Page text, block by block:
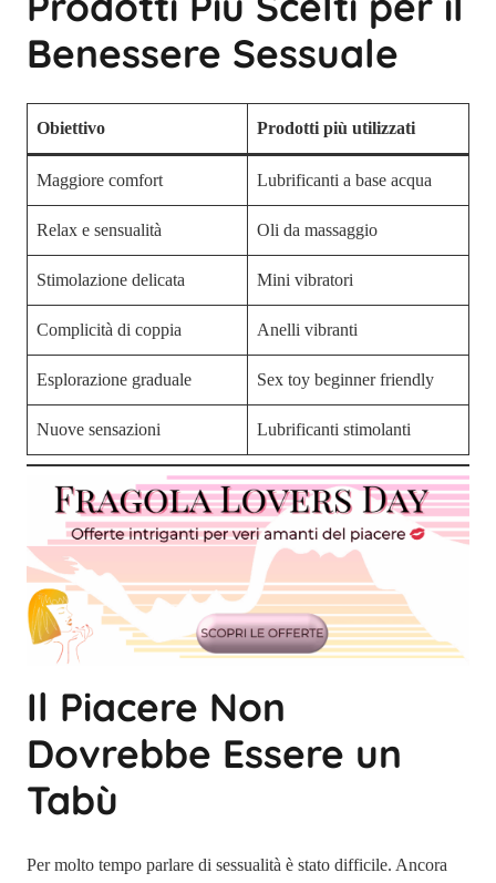
Benessere Sessuale
Obiettivo Prodotti più utilizzati
Maggiore comfort Lubrificanti a base acqua
Relax e sensualità Oli da massaggio
Stimolazione delicata Mini vibratori
Complicità di coppia Anelli vibranti
Esplorazione graduale Sex toy beginner friendly
Nuove sensazioni Lubrificanti stimolanti
Il Piacere Non
Dovrebbe Essere un
Tabù
Per molto tempo parlare di sessualità è stato difficile. Ancora